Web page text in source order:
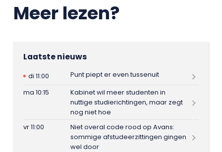
Meer lezen?
Laatste nieuws
di 11:00
Punt piept er even tussenuit
ma 10:15
Kabinet wil meer studenten in
nuttige studierichtingen, maar zegt
nog niet hoe
vr 11:00
Niet overal code rood op Avans:
sommige afstudeerzittingen gingen
wel door